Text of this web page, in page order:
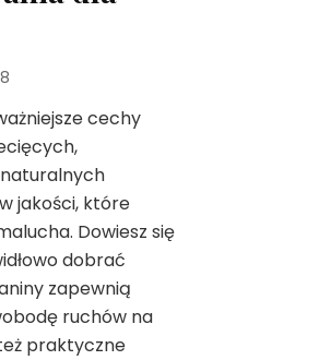
cechy
jakości, które
Dowiesz się
dobrać
zapewnią
ruchów na
praktyczne